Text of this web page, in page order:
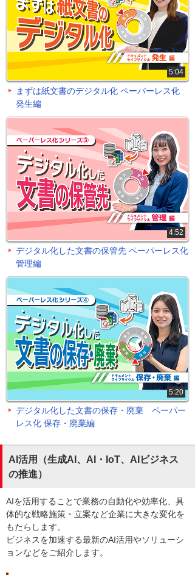
5:04
まずは紙文書のデジタル化 ペーパーレス化
発生編
4:52
デジタル化した文書の保管先 ペーパーレス化
管理編
5:20
デジタル化した文書の保存・廃棄 ペーパー
レス化 保存・廃棄編
AI活用（生成AI、AI・IoT、AIビジネス
の推進）
AIを活用することで業務の自動化や効率化、具
体的な戦略施策・立案など企業に大きな変化を
もたらします。
ビジネスを加速する最新のAI活用やソリューシ
ョンなどをご紹介します。